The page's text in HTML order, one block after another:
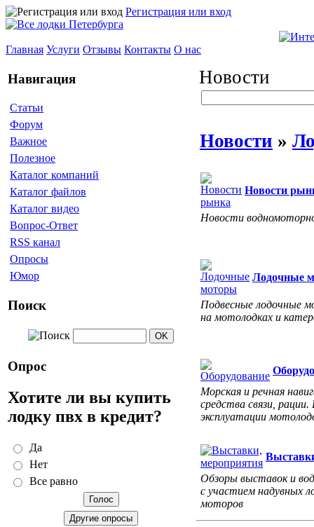
Регистрация или вход
Главная Услуги Отзывы Контакты О нас
Навигация
Статьи
Форум
Важное
Полезное
Каталог компаний
Каталог файлов
Каталог видео
Вопрос-Ответ
RSS канал
Опросы
Юмор
Поиск
Опрос
Хотите ли вы купить
лодку пвх в кредит?
Да
Нет
Все равно
Новости
Новости »
Новости
Новости
Лодочные
Подвесные лодочные
на мотолодках и
Морская и речная
средства связи, рации.
эксплуатации
Обзоры выставок и
с участием надувных
моторов